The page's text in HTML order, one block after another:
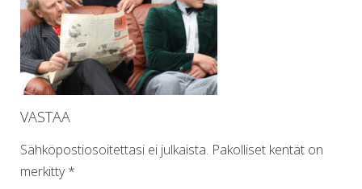
VASTAA
Sähköpostiosoitettasi ei julkaista. Pakolliset kentät on
merkitty*